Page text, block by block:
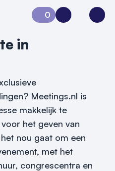
0
Aanvraag 0Inloggen
in
Meetings.nl is
makkelijk te
het geven van
nou gaat om een
met het
congrescentra en